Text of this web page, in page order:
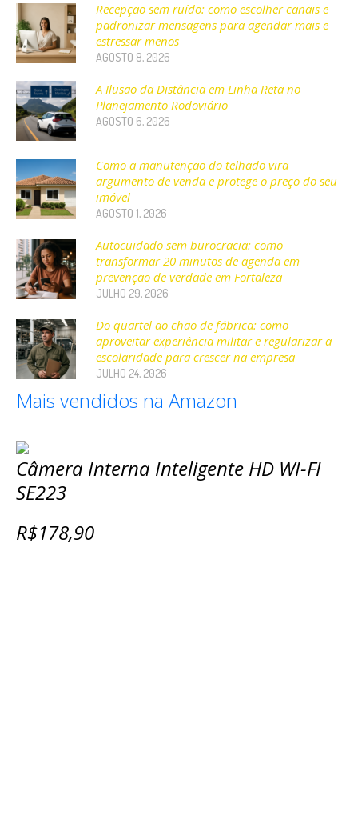
Recepção sem ruído: como escolher canais e
padronizar mensagens para agendar mais e
estressar menos
AGOSTO 8, 2026
A Ilusão da Distância em Linha Reta no
Planejamento Rodoviário
AGOSTO 6, 2026
Como a manutenção do telhado vira
argumento de venda e protege o preço do seu
imóvel
AGOSTO 1, 2026
Autocuidado sem burocracia: como
transformar 20 minutos de agenda em
prevenção de verdade em Fortaleza
JULHO 29, 2026
Do quartel ao chão de fábrica: como
aproveitar experiência militar e regularizar a
escolaridade para crescer na empresa
JULHO 24, 2026
Mais vendidos na Amazon
Câmera Interna Inteligente HD WI-FI
SE223
R$178,90